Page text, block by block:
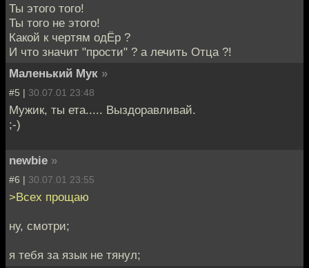
Ты этого того!
Ты того не этого!
Какой к чертям одЁр ?
И что значит "прости" ? а лечить Отца ?!
Маленький Мук »
#5 | 30.07.01 23:48
Мужик, ты ета..... Выздоравливай.
;-)
newbie »
#6 | 30.07.01 23:55
>Всех прощаю
ну, смотри;
я тебя за язык не тянул;